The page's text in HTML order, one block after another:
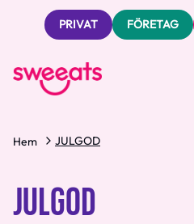
PRIVAT FÖRETAG
Hem JULGOD
JULGOD